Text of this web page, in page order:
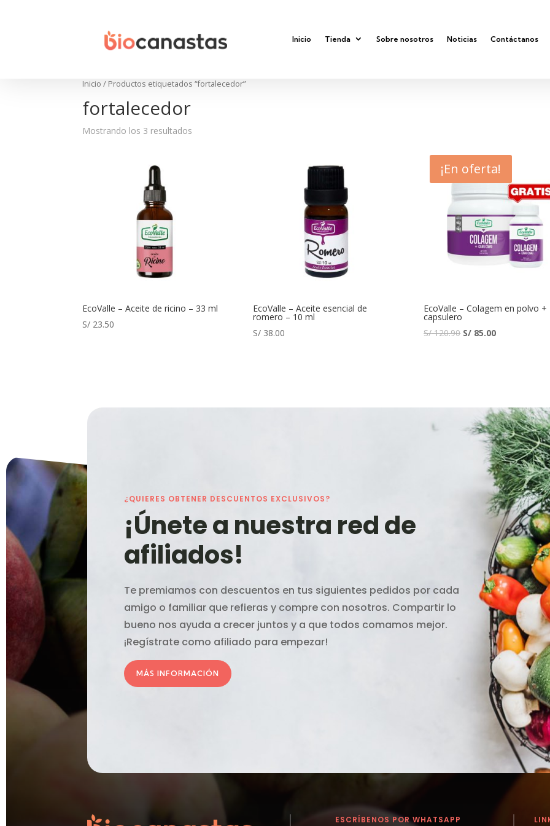
Inicio Tienda Sobre nosotros Noticias Contáctanos
Inicio / Productos etiquetados “fortalecedor”
fortalecedor
Mostrando los 3 resultados
EcoValle – Aceite de ricino – 33 ml
S/ 23.50
EcoValle – Aceite esencial de
romero – 10 ml
S/ 38.00
¡En oferta!
EcoValle – Colagem en polvo +
capsulero
S/120.90 S/ 85.00
¿QUIERES OBTENER DESCUENTOS EXCLUSIVOS?
¡Únete a nuestra red de
afiliados!
Te premiamos con descuentos en tus siguientes pedidos por cada
amigo o familiar que refieras y compre con nosotros. Compartir lo
bueno nos ayuda a crecer juntos y a que todos comamos mejor.
¡Regístrate como afiliado para empezar!
MÁS INFORMACIÓN
ESCRÍBENOS POR WHATSAPP